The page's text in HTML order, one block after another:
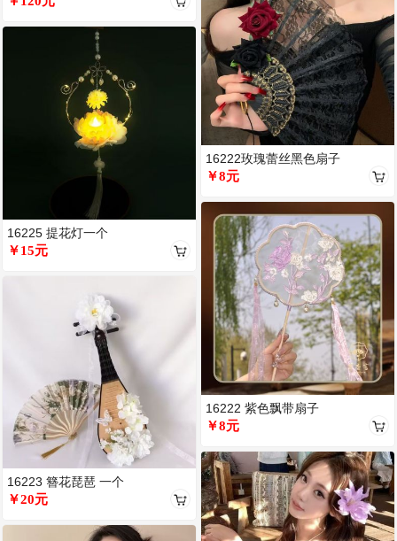
16225 提花灯一个
￥15元
16223 簪花琵琶 一个
￥20元
16222玫瑰蕾丝黑色扇子
￥8元
16222 紫色飘带扇子
￥8元